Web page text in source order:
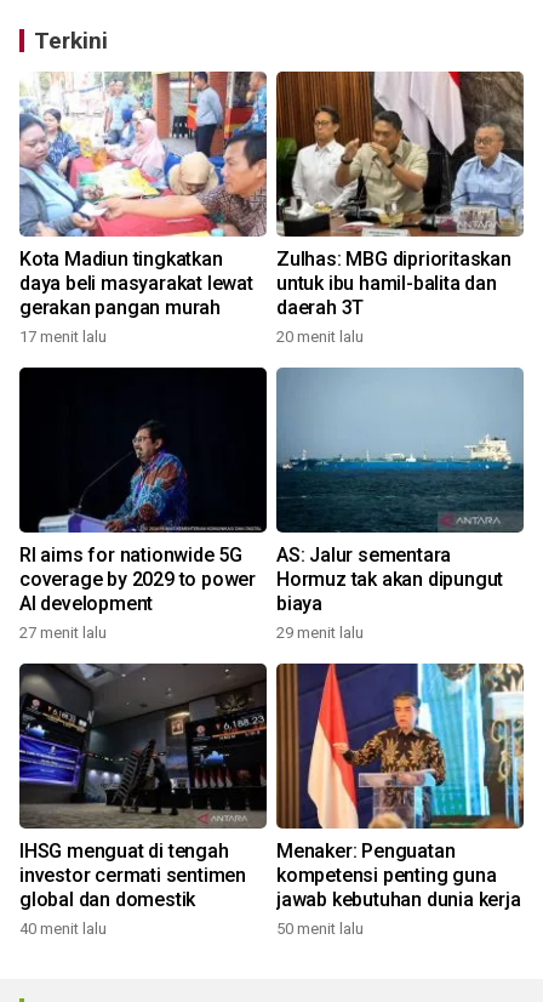
Terkini
Kota Madiun tingkatkan
daya beli masyarakat lewat
gerakan pangan murah
17 menit lalu
Zulhas: MBG diprioritaskan
untuk ibu hamil-balita dan
daerah 3T
20 menit lalu
RI aims for nationwide 5G
coverage by 2029 to power
AI development
27 menit lalu
AS: Jalur sementara
Hormuz tak akan dipungut
biaya
29 menit lalu
IHSG menguat di tengah
investor cermati sentimen
global dan domestik
40 menit lalu
Menaker: Penguatan
kompetensi penting guna
jawab kebutuhan dunia kerja
50 menit lalu